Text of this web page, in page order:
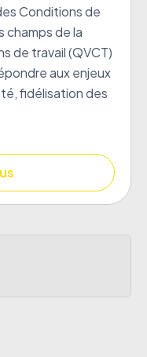
Conditions de
champs de la
de travail (QVCT)
aux enjeux
fidélisation des